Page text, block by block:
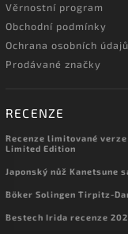
Věrnostní program
Obchodní podmínky
Ochrana osobních údajů
Prodávané značky
RECENZE
Recenze limitované verze
Limited Edition
Japonský nůž Kanetsune
Böker Solingen Tirpitz-
Bestech Irida recenze